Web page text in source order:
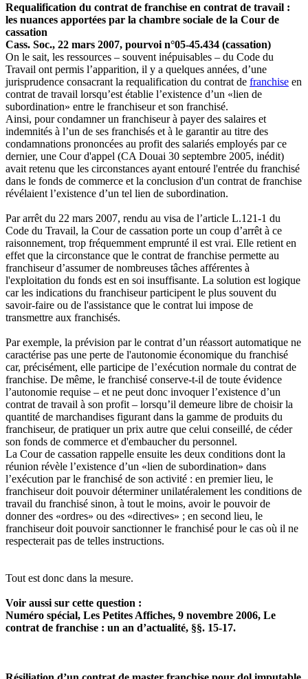
Requalification du contrat de franchise en contrat de travail :
les nuances apportées par la chambre sociale de la Cour de
cassation
Cass. Soc., 22 mars 2007, pourvoi n°05-45.434 (cassation)
On le sait, les ressources – souvent inépuisables – du Code du
Travail ont permis l’apparition, il y a quelques années, d’une
jurisprudence consacrant la requalification du contrat de franchise en
contrat de travail lorsqu’est établie l’existence d’un «lien de
subordination» entre le franchiseur et son franchisé.
Ainsi, pour condamner un franchiseur à payer des salaires et
indemnités à l’un de ses franchisés et à le garantir au titre des
condamnations prononcées au profit des salariés employés par ce
dernier, une Cour d'appel (CA Douai 30 septembre 2005, inédit)
avait retenu que les circonstances ayant entouré l'entrée du franchisé
dans le fonds de commerce et la conclusion d'un contrat de franchise
révélaient l’existence d’un tel lien de subordination.
Par arrêt du 22 mars 2007, rendu au visa de l’article L.121-1 du
Code du Travail, la Cour de cassation porte un coup d’arrêt à ce
raisonnement, trop fréquemment emprunté il est vrai. Elle retient en
effet que la circonstance que le contrat de franchise permette au
franchiseur d’assumer de nombreuses tâches afférentes à
l'exploitation du fonds est en soi insuffisante. La solution est logique
car les indications du franchiseur participent le plus souvent du
savoir-faire ou de l'assistance que le contrat lui impose de
transmettre aux franchisés.
Par exemple, la prévision par le contrat d’un réassort automatique ne
caractérise pas une perte de l'autonomie économique du franchisé
car, précisément, elle participe de l’exécution normale du contrat de
franchise. De même, le franchisé conserve-t-il de toute évidence
l’autonomie requise – et ne peut donc invoquer l’existence d’un
contrat de travail à son profit – lorsqu’il demeure libre de choisir la
quantité de marchandises figurant dans la gamme de produits du
franchiseur, de pratiquer un prix autre que celui conseillé, de céder
son fonds de commerce et d'embaucher du personnel.
La Cour de cassation rappelle ensuite les deux conditions dont la
réunion révèle l’existence d’un «lien de subordination» dans
l’exécution par le franchisé de son activité : en premier lieu, le
franchiseur doit pouvoir déterminer unilatéralement les conditions de
travail du franchisé sinon, à tout le moins, avoir le pouvoir de
donner des «ordres» ou des «directives» ; en second lieu, le
franchiseur doit pouvoir sanctionner le franchisé pour le cas où il ne
respecterait pas de telles instructions.
Tout est donc dans la mesure.
Voir aussi sur cette question :
Numéro spécial, Les Petites Affiches, 9 novembre 2006, Le
contrat de franchise : un an d’actualité, §§. 15-17.